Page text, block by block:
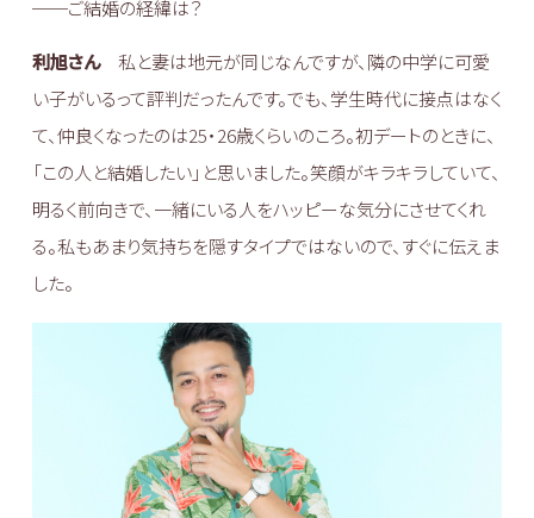
──ご結婚の経緯は？
利旭さん私と妻は地元が同じなんですが、隣の中学に可愛
い子がいるって評判だったんです。でも、学生時代に接点はなく
て、仲良くなったのは25・26歳くらいのころ。初デートのときに、
「この人と結婚したい」と思いました。笑顔がキラキラしていて、
明るく前向きで、一緒にいる人をハッピーな気分にさせてくれ
る。私もあまり気持ちを隠すタイプではないので、すぐに伝えま
した。